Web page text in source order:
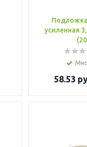
усиленная
58.53